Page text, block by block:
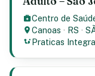
Centro de
Canoas · RS ·
Praticas